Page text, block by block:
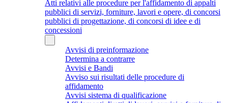
Atti relativi alle procedure per l'affidamento di appalti
pubblici di servizi, forniture, lavori e opere, di concorsi
pubblici di progettazione, di concorsi di idee e di
concessioni
Avvisi di preinformazione
Determina a contrarre
Avvisi e Bandi
Avviso sui risultati delle procedure di
affidamento
Avvisi sistema di qualificazione